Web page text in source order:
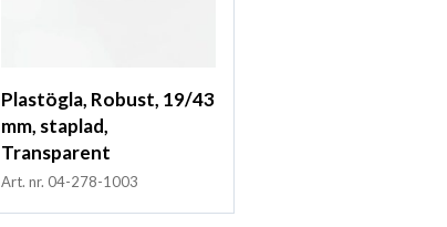
Plastögla, Robust, 19/43
mm, staplad,
Transparent
Art. nr. 04-278-1003